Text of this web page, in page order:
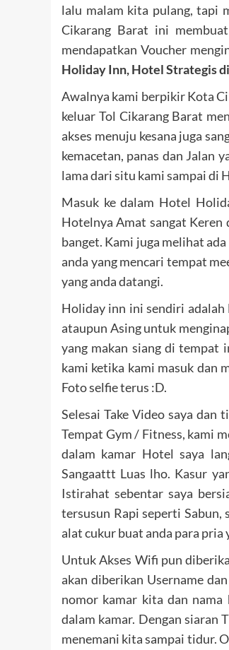
lalu malam kita pulang, tapi
Cikarang Barat ini
mendapatkan Voucher
Holiday Inn, Hotel Strategis
Awalnya kami berpikir Kota
keluar Tol Cikarang Barat
akses menuju kesana juga
kemacetan, panas dan Jalan
lama dari situ kami sampai di
Masuk ke dalam Hotel
Hotelnya Amat sangat Keren
banget. Kami juga melihat
anda yang mencari tempat
yang anda datangi.
Holiday inn ini sendiri
ataupun Asing untuk
yang makan siang di tempat
kami ketika kami masuk dan
Foto selfie terus :D.
Selesai Take Video saya
Tempat Gym / Fitness, kami
dalam kamar Hotel saya
Sangaattt Luas lho. Kasur
Istirahat sebentar saya
tersusun Rapi seperti Sabun,
alat cukur buat anda para
Untuk Akses Wifi pun
akan diberikan Username
nomor kamar kita dan
dalam kamar. Dengan siaran
menemani kita sampai tidur.